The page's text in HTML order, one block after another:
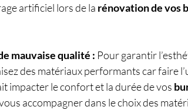
artificiel lors de la rénovation de vos
mauvaise qualité : Pour garantir
des matériaux performants car faire
impacter le confort et la durée de vos
accompagner dans le choix des